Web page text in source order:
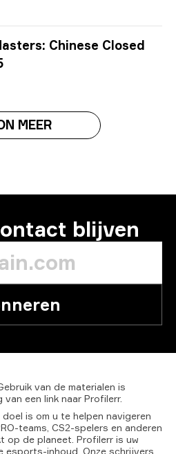
Chinese Closed
MEER
blijven
van de materialen is
van een link naar Profilerr.
is om u te helpen navigeren
teams, CS2-spelers en anderen
op de planeet. Profilerr is uw
esports-inhoud. Onze schrijvers